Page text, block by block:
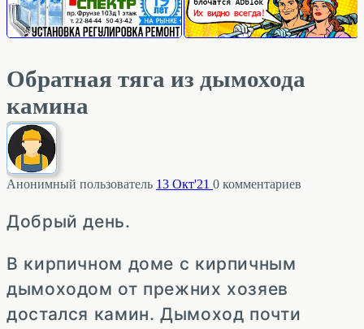
Обратная тяга из дымохода
камина
Анонимный пользователь 13 Окт'21 0 комментариев
Добрый день.
В кирпичном доме с кирпичным
дымоходом от прежних хозяев
достался камин. Дымоход почти